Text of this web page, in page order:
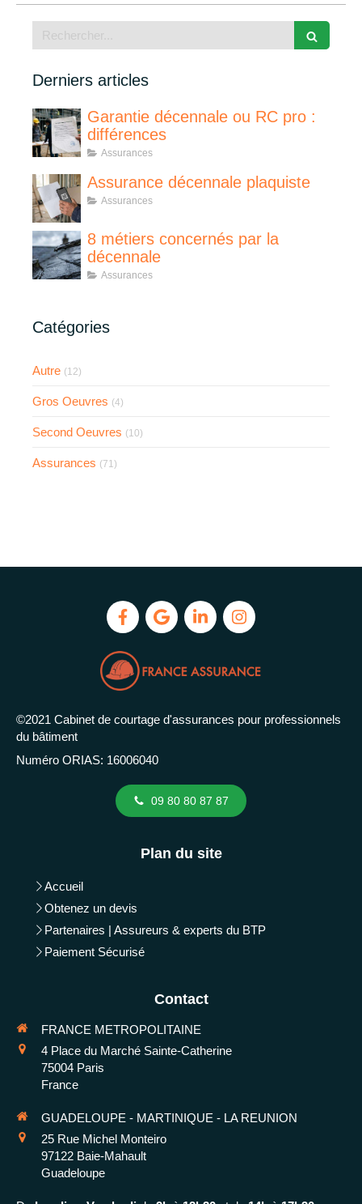
Derniers articles
Garantie décennale ou RC pro :
différences
Assurances
Assurance décennale plaquiste
Assurances
8 métiers concernés par la
décennale
Assurances
Catégories
Autre (12)
Gros Oeuvres (4)
Second Oeuvres (10)
Assurances (71)
©2021 Cabinet de courtage d'assurances pour professionnels
du bâtiment
Numéro ORIAS: 16006040
09 80 80 87 87
Plan du site
Accueil
Obtenez un devis
Partenaires | Assureurs & experts du BTP
Paiement Sécurisé
Contact
FRANCE METROPOLITAINE
4 Place du Marché Sainte-Catherine
75004 Paris
France
GUADELOUPE - MARTINIQUE - LA REUNION
25 Rue Michel Monteiro
97122 Baie-Mahault
Guadeloupe